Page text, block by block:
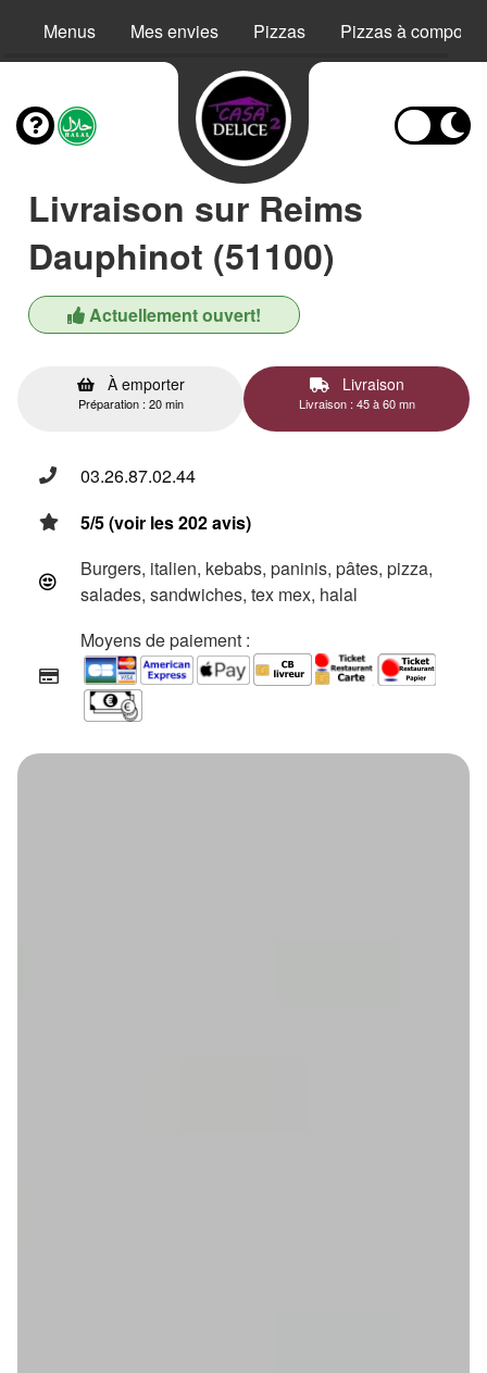
Menus Mes envies Pizzas Pizzas à composer
Livraison sur Reims
Dauphinot (51100)
Actuellement ouvert!
À emporter
Préparation : 20 min
Livraison
Livraison : 45 à 60 mn
03.26.87.02.44
5/5 (voir les 202 avis)
Burgers, italien, kebabs, paninis, pâtes, pizza,
salades, sandwiches, tex mex, halal
Moyens de paiement :